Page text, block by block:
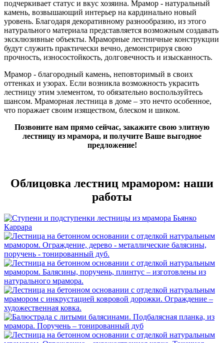
подчеркивает статус и вкус хозяина. Мрамор - натуральный
камень, возвышающий интерьер на кардинально новый
уровень. Благодаря декоративному разнообразию, из этого
натурального материала представляется возможным создавать
эксклюзивные объекты. Мраморные лестничные конструкции
будут служить практически вечно, демонстрируя свою
прочность, износостойкость, долговечность и изысканность.
Мрамор - благородный камень, неповторимый в своих
оттенках и узорах. Если возникла возможность украсить
лестницу этим элементом, то обязательно воспользуйтесь
шансом. Мраморная лестница в доме – это нечто особенное,
что поражает своим изяществом, блеском и шиком.
Позвоните нам прямо сейчас, закажите свою элитную
лестницу из мрамора, и получите Ваше выгодное
предложение!
Облицовка лестниц мрамором: наши
работы